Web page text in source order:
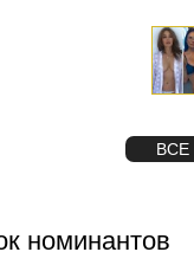
ВСЕ
номинантов